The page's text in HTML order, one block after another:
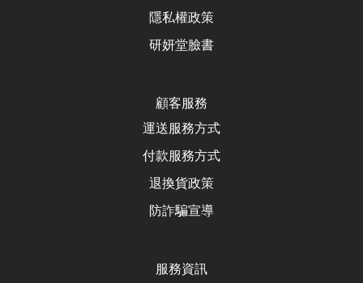
隱私權政策
研妍堂臉書
顧客服務
運送服務方式
付款服務方式
退換貨政策
防詐騙宣導
服務資訊